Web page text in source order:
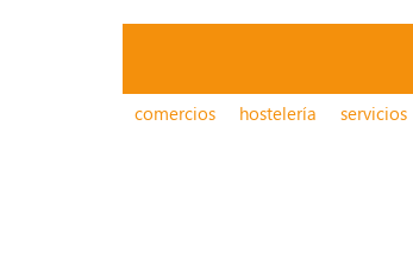
comercios hostelería servicios